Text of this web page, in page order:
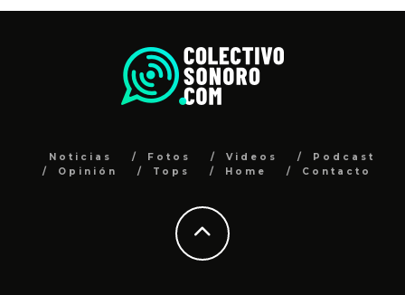
Noticias Fotos Videos
Podcast
Opinión
Tops Home Contacto